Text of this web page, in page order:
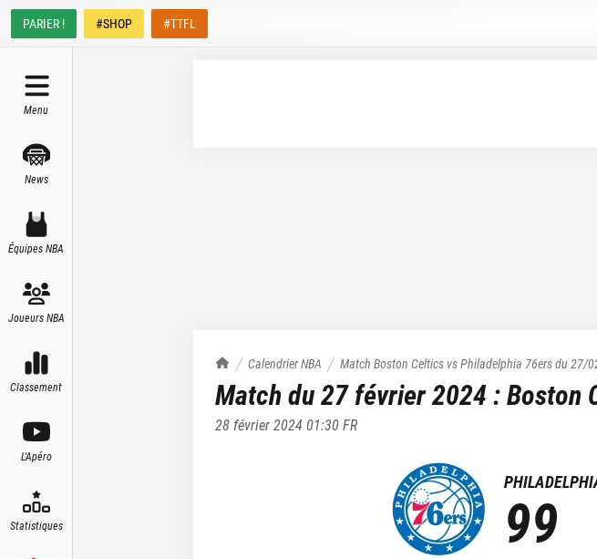
PARIER ! #SHOP #TTFL
Menu
News
Équipes NBA
Joueurs NBA
Classement
L'Apéro
Statistiques
TrashTalk Actu NBA
Calendrier NBA Match Boston Celtics vsPhiladelphia 76ersdu27/
Match du27 février 2024 :Boston
28 février 2024 01:30FR
99